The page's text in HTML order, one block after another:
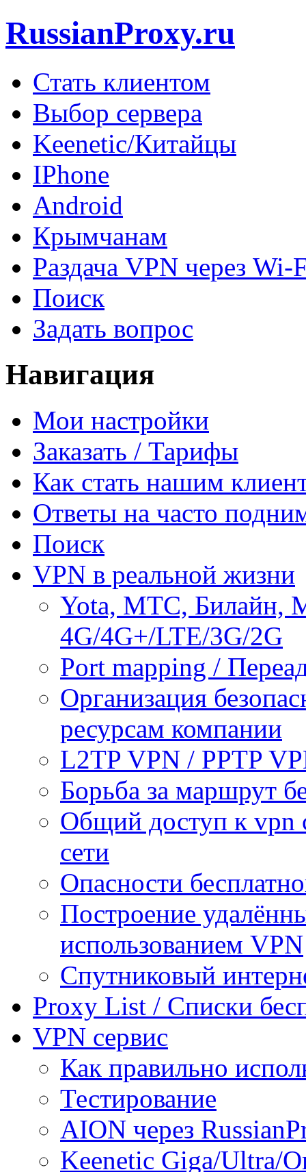
RussianProxy.ru
Стать клиентом
Выбор сервера
Keenetic/Китайцы
IPhone
Android
Крымчанам
Раздача VPN через Wi-
Поиск
Задать вопрос
Навигация
Мои настройки
Заказать / Тарифы
Как стать нашим
Ответы на часто
Поиск
VPN в реальной жизни
Yota, МТС, Билайн,
4G/4G+/LTE/3G/2G
Port mapping /
Организация
ресурсам компании
L2TP VPN / PPTP
Борьба за маршрут
Общий доступ к vpn
сети
Опасности
Построение
использованием VPN
Спутниковый
Proxy List / Списки
VPN сервис
Как правильно
Тестирование
AION через
Keenetic Giga/Ultra/